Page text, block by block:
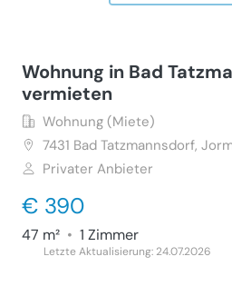
Wohnung in Bad
vermieten
Wohnung (Miete)
7431 Bad Tatzmannsdorf,
Privater Anbieter
€ 390
47 m² • 1 Zimmer
Letzte Aktualisierung: 24.07.2026